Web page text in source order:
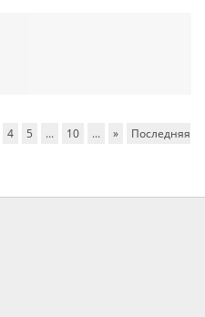
4 5 ... 10 ... »
Последняя